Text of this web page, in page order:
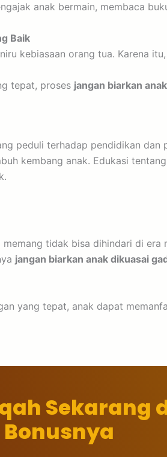
anak bermain, membaca
Baik
kebiasaan orang tua. Karena
tepat, proses jangan biarkan
peduli terhadap pendidikan
kembang anak. Edukasi
memang tidak bisa dihindari di
jangan biarkan anak dikuasai
yang tepat, anak dapat
Sekarang